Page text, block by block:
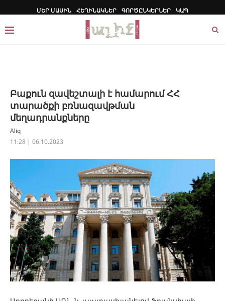
ՄԵՐ ՄԱՍԻՆ ՀԵՂԻՆԱԿՆԵՐ ԳՈՐԾԸՆԿԵՐՆԵՐ ԿԱՊ
Բաքուն զավեշտալի է համարում ՀՀ
տարածքի բռնազավթման
մեղադրանքները
Aliq
11:28 | 06.10.2023